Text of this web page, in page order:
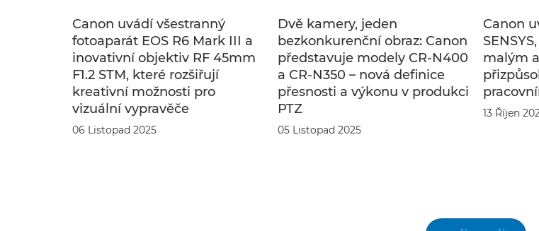
Canon uvádí všestranný
fotoaparát EOS R6 Mark III a
inovativní objektiv RF 45mm
F1.2 STM, které rozšiřují
kreativní možnosti pro
vizuální vypravěče
06 Listopad 2025
Dvě kamery, jeden
bezkonkurenční obraz: Canon
představuje modely CR-N400
a CR-N350 – nová definice
přesnosti a výkonu v produkci
PTZ
05 Listopad 2025
Canon
malým
13 Říjen